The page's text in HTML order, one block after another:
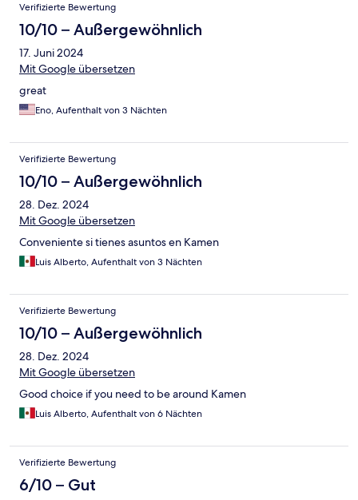
Verifizierte Bewertung
10/10 – Außergewöhnlich
17. Juni 2024
Mit Google übersetzen
great
Eno, Aufenthalt von 3 Nächten
Verifizierte Bewertung
10/10 – Außergewöhnlich
28. Dez. 2024
Mit Google übersetzen
Conveniente si tienes asuntos en Kamen
Luis Alberto, Aufenthalt von 3 Nächten
Verifizierte Bewertung
10/10 – Außergewöhnlich
28. Dez. 2024
Mit Google übersetzen
Good choice if you need to be around Kamen
Luis Alberto, Aufenthalt von 6 Nächten
Verifizierte Bewertung
6/10 – Gut